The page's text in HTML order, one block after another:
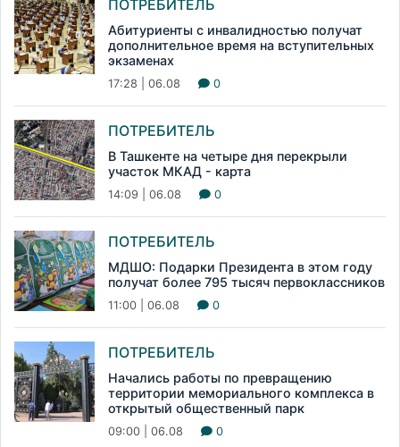
ПОТРЕБИТЕЛЬ
Абитуриенты с инвалидностью получат
дополнительное время на вступительных
экзаменах
17:28 | 06.08 0
ПОТРЕБИТЕЛЬ
В Ташкенте на четыре дня перекрыли
участок МКАД - карта
14:09 | 06.08 0
ПОТРЕБИТЕЛЬ
МДШО: Подарки Президента в этом году
получат более 795 тысяч первоклассников
11:00 | 06.08 0
ПОТРЕБИТЕЛЬ
Начались работы по превращению
территории мемориального комплекса в
открытый общественный парк
09:00 | 06.08 0